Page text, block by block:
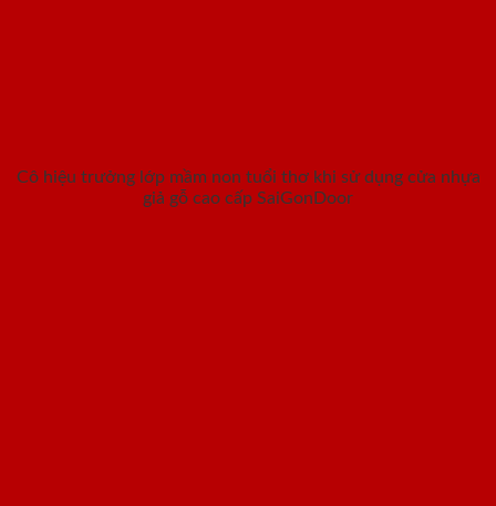
Cô hiệu trưởng lớp mầm non tuổi thơ khi sử dụng cửa nhựa
giả gỗ cao cấp SaiGonDoor